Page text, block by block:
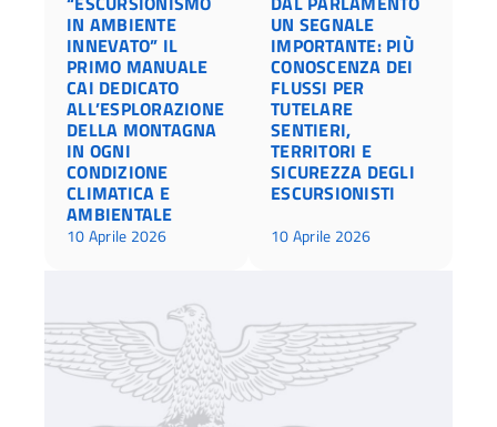
IN AMBIENTE
INNEVATO” IL
PRIMO MANUALE
CAI DEDICATO
ALL’ESPLORAZIONE
DELLA MONTAGNA
IN OGNI
CONDIZIONE
CLIMATICA E
AMBIENTALE
10 Aprile 2026
UN SEGNALE
IMPORTANTE: PIÙ
CONOSCENZA DEI
FLUSSI PER
TUTELARE
SENTIERI,
TERRITORI E
SICUREZZA DEGLI
ESCURSIONISTI
10 Aprile 2026